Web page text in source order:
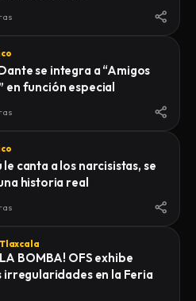
se integra a “Amigos
en función especial
le canta a los narcisistas, se
historia real
BOMBA! OFS exhibe
irregularidades en la Feria